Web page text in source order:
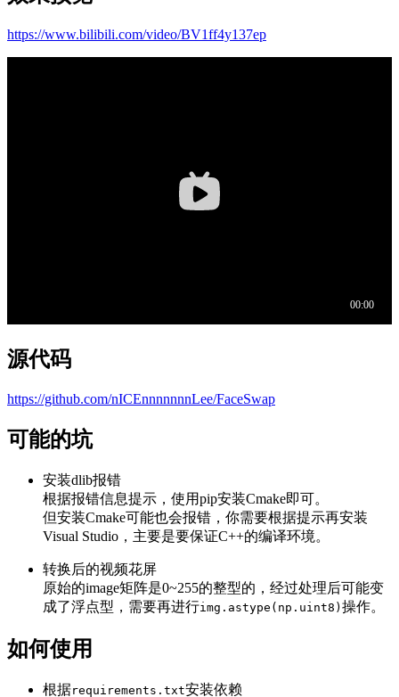
https://www.bilibili.com/video/BV1ff4y137ep
源代码
https://github.com/nICEnnnnnnnLee/FaceSwap
可能的坑
安装dlib报错
根据报错信息提示，使用pip安装Cmake即可。
但安装Cmake可能也会报错，你需要根据提示再安装
Visual Studio，主要是要保证C++的编译环境。
转换后的视频花屏
原始的image矩阵是0~255的整型的，经过处理后可能变
成了浮点型，需要再进行img.astype(np.uint8) 操作。
如何使用
根据requirements.txt安装依赖